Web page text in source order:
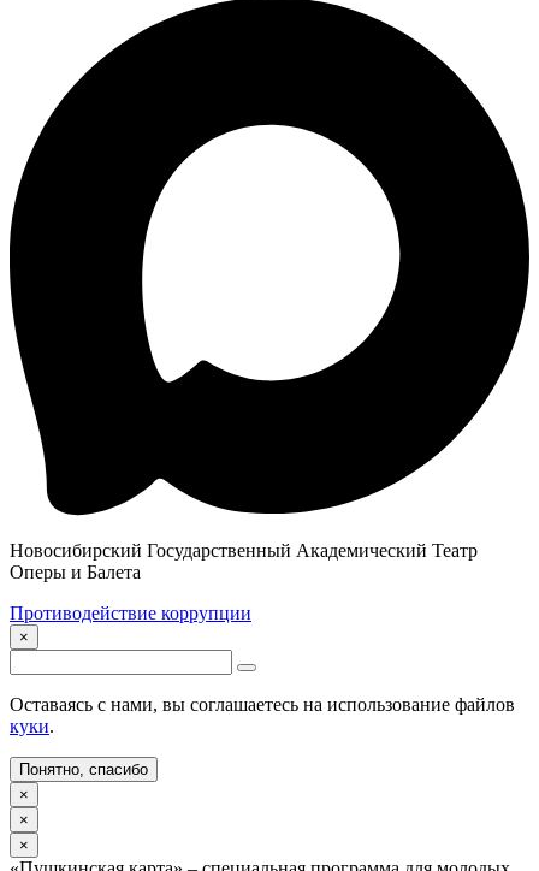
Новосибирский Государственный Академический Театр
Оперы и Балета
Противодействие коррупции
×
Оставаясь с нами, вы соглашаетесь на использование файлов
куки.
Понятно, спасибо
×
×
×